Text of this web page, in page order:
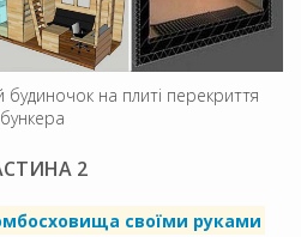
на плиті перекриття
бункера
2
своїми руками